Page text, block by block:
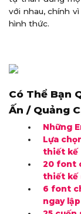
với nhau, chính
hình thức.
Có Thể Bạn
Ấn / Quảng
Những
Lựa
thiết kế
20 font
thiết kế
6 font
ngay